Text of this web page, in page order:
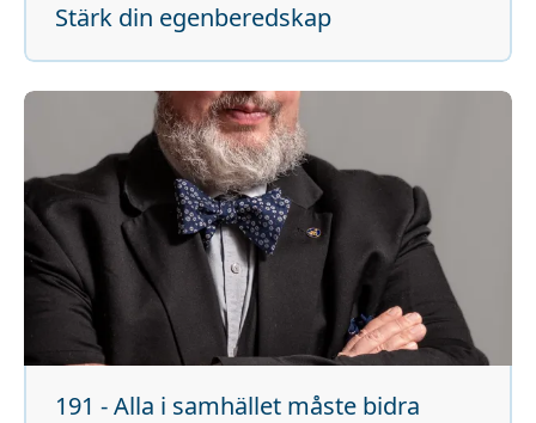
Stärk din egenberedskap
191 - Alla i samhället måste bidra